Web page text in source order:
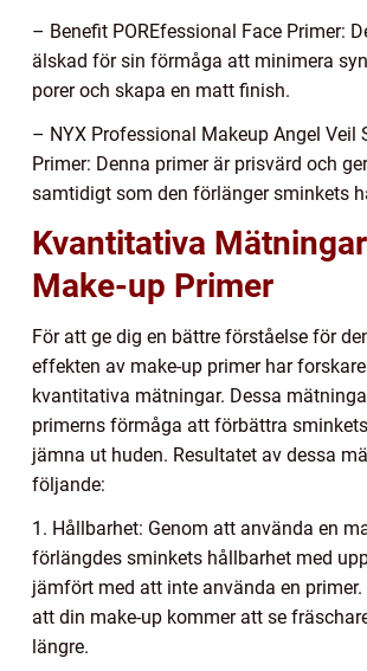
– Benefit POREfessional Face Primer:
älskad för sin förmåga att minimera
porer och skapa en matt finish.
– NYX Professional Makeup Angel Veil
Primer: Denna primer är prisvärd och
samtidigt som den förlänger sminkets
Kvantitativa
Make-up Primer
För att ge dig en bättre förståelse för
effekten av make-up primer har
kvantitativa mätningar. Dessa
primerns förmåga att förbättra
jämna ut huden. Resultatet av dessa
följande:
1. Hållbarhet: Genom att använda en
förlängdes sminkets hållbarhet med
jämfört med att inte använda en
att din make-up kommer att se
längre.